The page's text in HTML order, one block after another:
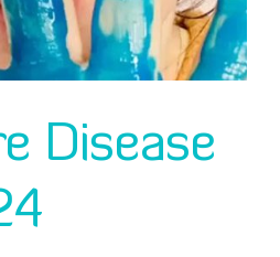
Disease